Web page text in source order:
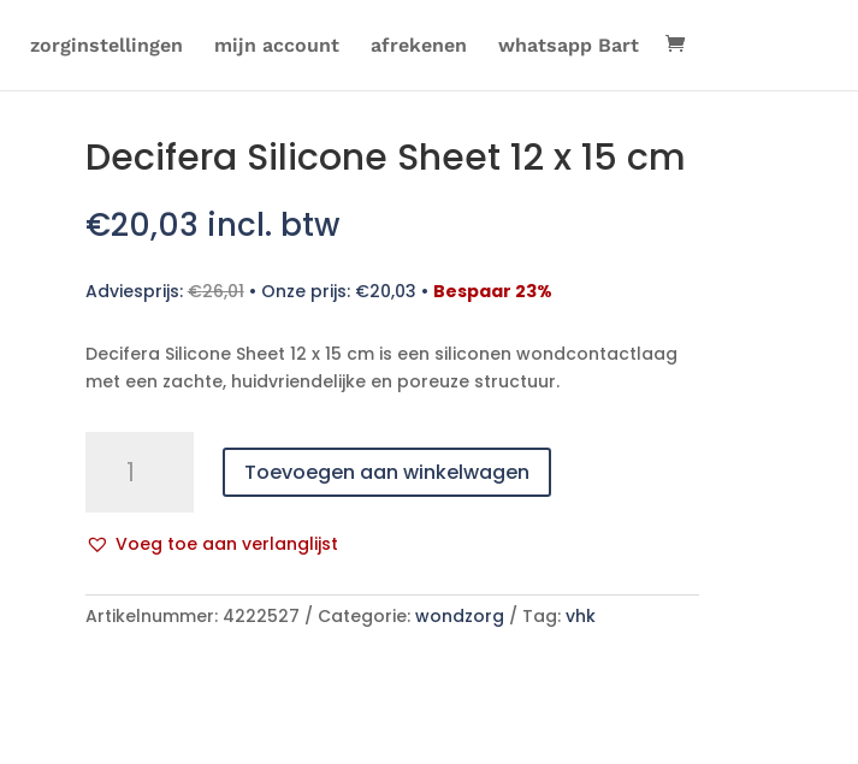
zorginstellingen mijn account afrekenen whatsapp Bart
Decifera Silicone Sheet 12 x 15 cm
€20,03 incl. btw
Adviesprijs:€26,01• Onze prijs: €20,03 • Bespaar 23%
Decifera Silicone Sheet 12 x 15 cm is een siliconen wondcontactlaag
met een zachte, huidvriendelijke en poreuze structuur.
Silicone
x
cm
Toevoegen aan winkelwagen
Voeg toe aan verlanglijst
l
t
Artikelnummer: 4222527 Categorie: wondzorg Tag: vhk